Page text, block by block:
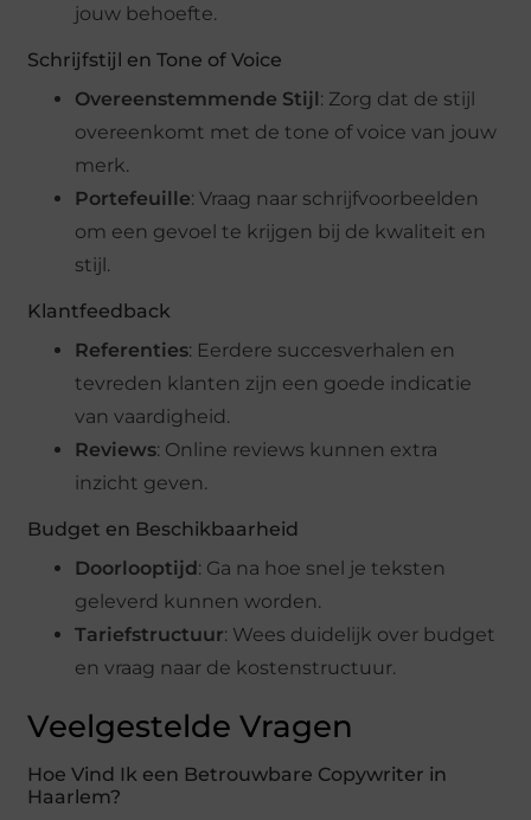
jouw behoefte.
Schrijfstijl en Tone of Voice
Overeenstemmende Stijl: Zorg dat de stijl
overeenkomt met de tone of voice van jouw
merk.
Portefeuille: Vraag naar schrijfvoorbeelden
om een gevoel te krijgen bij de kwaliteit en
stijl.
Klantfeedback
Referenties: Eerdere succesverhalen en
tevreden klanten zijn een goede indicatie
van vaardigheid.
Reviews: Online reviews kunnen extra
inzicht geven.
Budget en Beschikbaarheid
Doorlooptijd: Ga na hoe snel je teksten
geleverd kunnen worden.
Tariefstructuur: Wees duidelijk over budget
en vraag naar de kostenstructuur.
Veelgestelde Vragen
Hoe Vind Ik een Betrouwbare Copywriter in
Haarlem?